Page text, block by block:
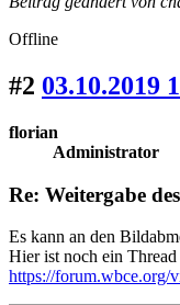
Offline
#2 03.10.2019
florian
Administrator
Re: Weitergabe
Es kann an den
Hier ist noch ein Thread
https://forum.wbce.org/